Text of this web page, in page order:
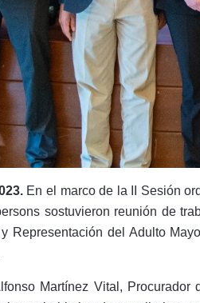
En el marco de la II Sesión
sostuvieron reunión de
Representación del Adulto
Martínez Vital,